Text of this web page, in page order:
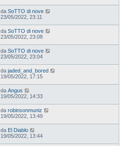
da SoTTO di nove
23/05/2022, 23:11
da SoTTO di nove
23/05/2022, 23:08
da SoTTO di nove
23/05/2022, 23:04
da jaded_and_bored
19/05/2022, 17:15
da Angus
19/05/2022, 14:33
da robinsonmuniz
19/05/2022, 13:49
da El Diablo
19/05/2022, 13:44